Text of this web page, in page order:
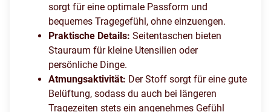
sorgt für eine optimale Passform und
bequemes Tragegefühl, ohne einzuengen.
Praktische Details: Seitentaschen bieten
Stauraum für kleine Utensilien oder
persönliche Dinge.
Atmungsaktivität: Der Stoff sorgt für eine gute
Belüftung, sodass du auch bei längeren
Tragezeiten stets ein angenehmes Gefühl